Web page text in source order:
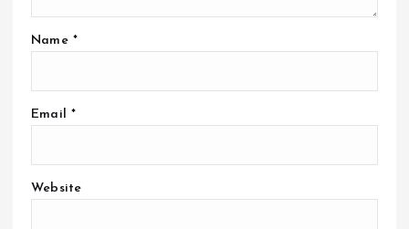
Name *
Email *
Website